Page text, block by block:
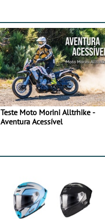
Teste Moto Morini Alltrhike -
Aventura Acessível